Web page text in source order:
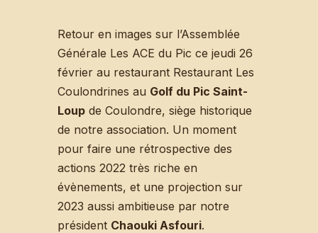
Retour en images sur l’Assemblée
Générale Les ACE du Pic ce jeudi 26
février au restaurant Restaurant Les
Coulondrines au Golf du Pic Saint-
Loupde Coulondre, siège historique
de notre association. Un moment
pour faire une rétrospective des
actions 2022 très riche en
évènements, et une projection sur
2023 aussi ambitieuse par notre
président Chaouki Asfouri.